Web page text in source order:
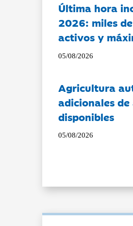
Última hora
2026: miles
activos y
05/08/2026
Agricultura
adicionales de
disponibles
05/08/2026